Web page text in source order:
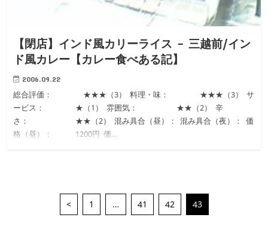
【閉店】インド風カリーライス – 三越前/イン
ド風カレー【カレー食べある記】
2006.09.22
総合評価： ★★★（3） 料理・味： ★★★（3） サ
ービス： ★（1） 雰囲気： ★★（2） 辛
さ： ★★（2） 混み具合（昼）： 混み具合（夜）： 価
格（昼）： 1200円 価…
< 1 … 41 42 43